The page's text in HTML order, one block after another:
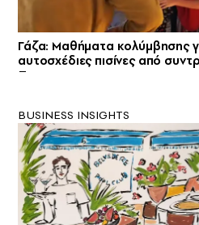
Γάζα: Μαθήματα κολύμβησης
αυτοσχέδιες πισίνες από
BUSINESS INSIGHTS